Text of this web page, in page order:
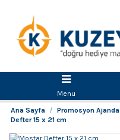
Menu
Ana Sayfa
Promosyon Ajanda
Defter 15 x 21 cm